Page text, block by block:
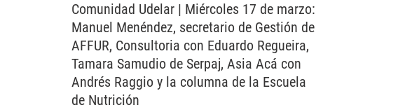
Comunidad Udelar | Miércoles 17 de marzo:
Manuel Menéndez, secretario de Gestión de
AFFUR, Consultoria con Eduardo Regueira,
Tamara Samudio de Serpaj, Asia Acá con
Andrés Raggio y la columna de la Escuela
de Nutrición